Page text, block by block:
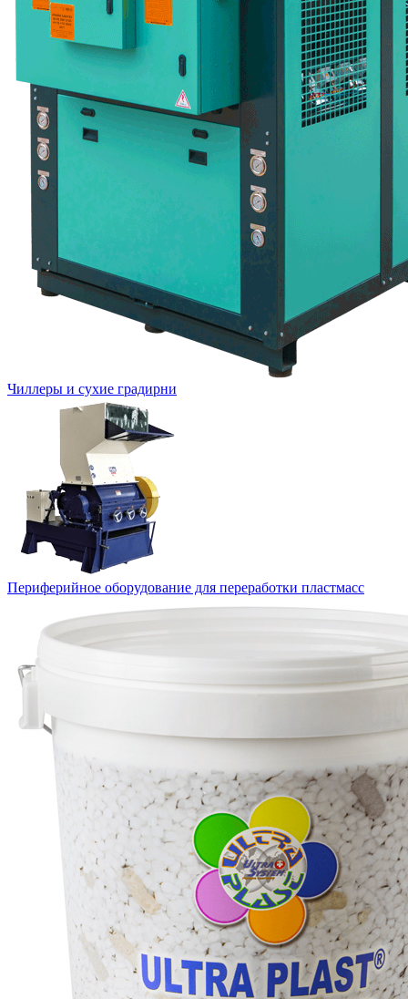
Чиллеры и сухие градирни
Периферийное оборудование для переработки пластмасс